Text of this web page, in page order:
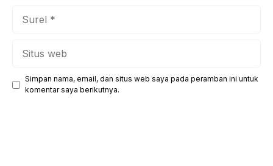
Simpan nama, email, dan situs web saya pada peramban ini untuk
komentar saya berikutnya.